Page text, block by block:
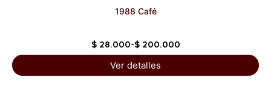
1988 Café
$28.000-$200.000
Ver detalles